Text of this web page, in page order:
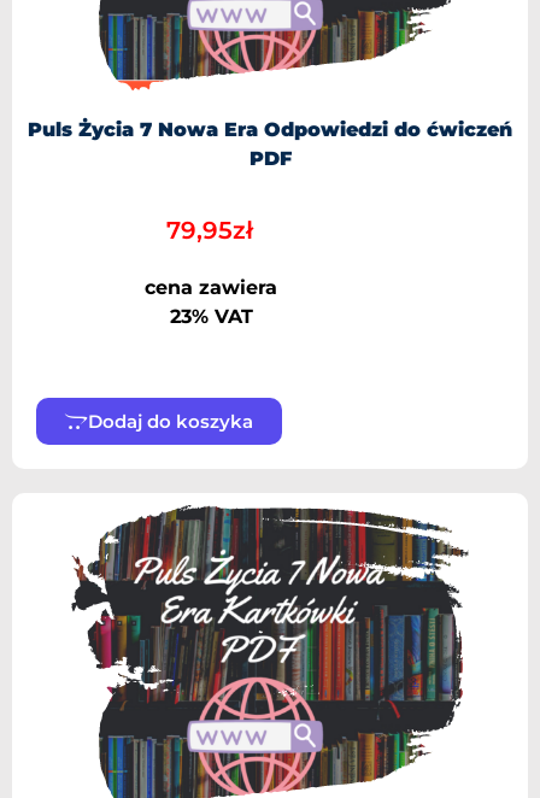
Puls Życia 7 Nowa Era Odpowiedzi do ćwiczeń
PDF
79,95zł
cena zawiera
23% VAT
Dodaj do koszyka